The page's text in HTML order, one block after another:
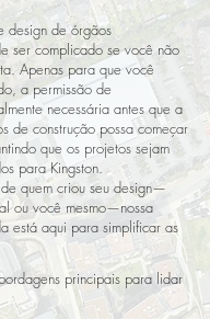
design de órgãos
ser complicado se você não
Apenas para que você
a permissão de
necessária antes que a
de construção possa começar
que os projetos sejam
para Kingston.
quem criou seu design—
ou você mesmo—nossa
está aqui para simplificar as
principais para lidar